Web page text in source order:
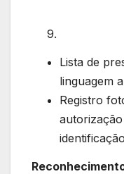
Lista de
linguagem
Registro